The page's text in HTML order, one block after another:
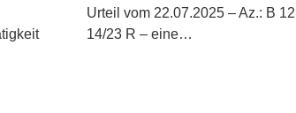
Urteil vom 22.07.2025 – Az.: B
14/23 R – eine…